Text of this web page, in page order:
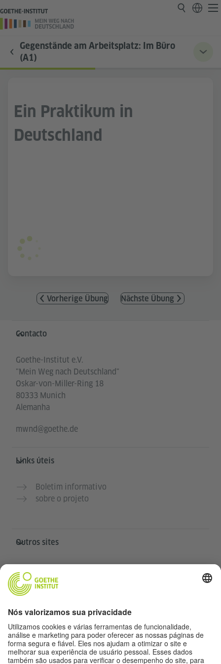
Gegenstände am Arbeitsplatz: Im Büro
(A1)
Ein Praktikum in
Deutschland
Vorherige Übung Nächste Übung
Service- und Informationsbereich
Contacto
Goethe-Institut e.V.
"Mein Weg nach Deutschland"
Oskar-von-Miller-Ring 18
80333 Munich
Alemanha
mwnd@goethe.de
Links úteis
Boletim informativo
sobre o projeto
Outros sites
Pratique alemão gratuitamente
Cursos de alemão do Goethe-Institut
Privacidade e acessibilidade